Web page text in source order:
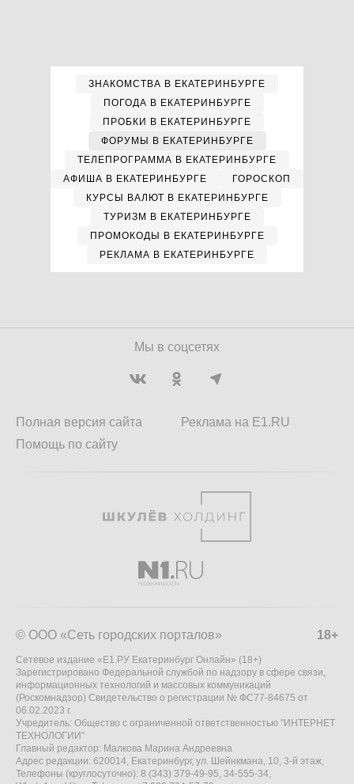
ЗНАКОМСТВА В ЕКАТЕРИНБУРГЕ
ПОГОДА В ЕКАТЕРИНБУРГЕ
ПРОБКИ В ЕКАТЕРИНБУРГЕ
ФОРУМЫ В ЕКАТЕРИНБУРГЕ
ТЕЛЕПРОГРАММА В ЕКАТЕРИНБУРГЕ
АФИША В ЕКАТЕРИНБУРГЕ
ГОРОСКОП
КУРСЫ ВАЛЮТ В ЕКАТЕРИНБУРГЕ
ТУРИЗМ В ЕКАТЕРИНБУРГЕ
ПРОМОКОДЫ В ЕКАТЕРИНБУРГЕ
РЕКЛАМА В ЕКАТЕРИНБУРГЕ
Мы в соцсетях
Полная версия сайта
Помощь по сайту
Реклама на E1.RU
18+
© ООО «Сеть городских порталов»
Сетевое издание «Е1.РУ Екатеринбург Онлайн» (18+)
Зарегистрировано Федеральной службой по надзору в сфере связи,
информационных технологий и массовых коммуникаций
(Роскомнадзор) Свидетельство о регистрации № ФС77-84675 от
06.02.2023 г.
Учредитель: Общество с ограниченной ответственностью "ИНТЕРНЕТ
ТЕХНОЛОГИИ"
Главный редактор: Малкова Марина Андреевна
Адрес редакции: 620014, Екатеринбург, ул. Шейнкмана, 10, 3-й этаж,
Телефоны (круглосуточно): 8 (343) 379-49-95, 34-555-34,